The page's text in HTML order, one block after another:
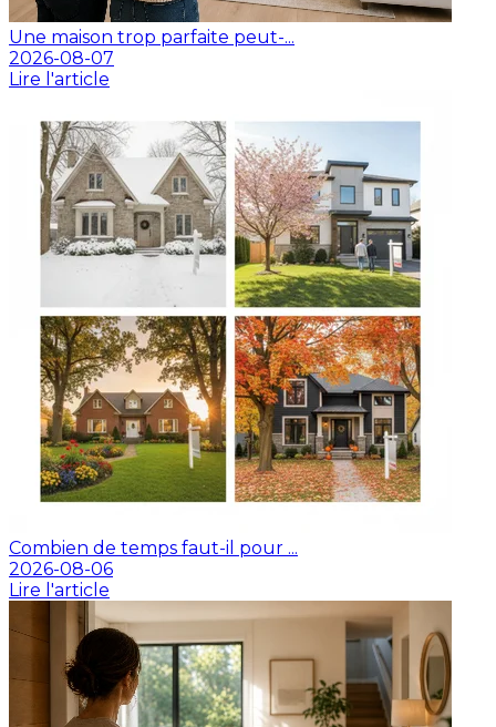
Une maison trop parfaite peut-...
2026-08-07
Lire l'article
Combien de temps faut-il pour ...
2026-08-06
Lire l'article